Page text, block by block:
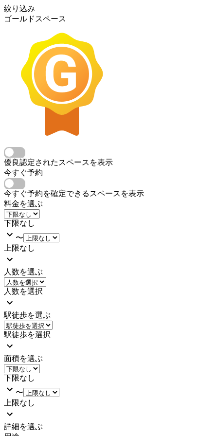
絞り込み
ゴールドスペース
優良認定されたスペースを表示
今すぐ予約
今すぐ予約を確定できるスペースを表示
料金を選ぶ
下限なし
〜
上限なし
人数を選ぶ
人数を選択
駅徒歩を選ぶ
駅徒歩を選択
面積を選ぶ
下限なし
〜
上限なし
詳細を選ぶ